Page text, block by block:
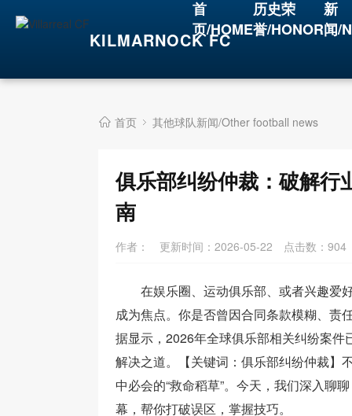
KILMARNOCK FC
首
页/HOME
历史荣
誉/HONOR
新
闻/
首页 其他球队新闻/Other football news
俱乐部纠纷仲裁：破解行
南
作者： 更新时间：2026-05-22 点击数： 904
在娱乐圈、运动俱乐部、或者兴趣爱
成为焦点。你是否曾因合同条款模糊、责
据显示，2026年全球俱乐部相关纠纷案件
解决之道。【关键词：俱乐部纠纷仲裁】
中必会的“救命稻草”。今天，我们深入聊
幕，帮你打破误区，掌握技巧。